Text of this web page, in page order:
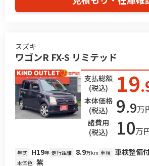
スズキ
ワゴンR FX-S リミテッド
支払総額
(税込)
19
本体価格
(税込)
9.9万
諸費用
(税込)
10万
年式 H19年 走行距離 8.9万km 車検 車検整備
本体色 紫